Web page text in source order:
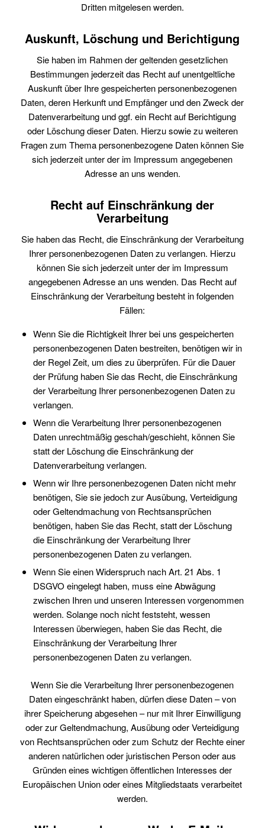
Dritten mitgelesen werden.
Auskunft, Löschung und Berichtigung
Sie haben im Rahmen der geltenden gesetzlichen
Bestimmungen jederzeit das Recht auf unentgeltliche
Auskunft über Ihre gespeicherten personenbezogenen
Daten, deren Herkunft und Empfänger und den Zweck der
Datenverarbeitung und ggf. ein Recht auf Berichtigung
oder Löschung dieser Daten. Hierzu sowie zu weiteren
Fragen zum Thema personenbezogene Daten können Sie
sich jederzeit unter der im Impressum angegebenen
Adresse an uns wenden.
Recht auf Einschränkung der
Verarbeitung
Sie haben das Recht, die Einschränkung der Verarbeitung
Ihrer personenbezogenen Daten zu verlangen. Hierzu
können Sie sich jederzeit unter der im Impressum
angegebenen Adresse an uns wenden. Das Recht auf
Einschränkung der Verarbeitung besteht in folgenden
Fällen:
Wenn Sie die Richtigkeit Ihrer bei uns gespeicherten
personenbezogenen Daten bestreiten, benötigen wir in
der Regel Zeit, um dies zu überprüfen. Für die Dauer
der Prüfung haben Sie das Recht, die Einschränkung
der Verarbeitung Ihrer personenbezogenen Daten zu
verlangen.
Wenn die Verarbeitung Ihrer personenbezogenen
Daten unrechtmäßig geschah/geschieht, können Sie
statt der Löschung die Einschränkung der
Datenverarbeitung verlangen.
Wenn wir Ihre personenbezogenen Daten nicht mehr
benötigen, Sie sie jedoch zur Ausübung, Verteidigung
oder Geltendmachung von Rechtsansprüchen
benötigen, haben Sie das Recht, statt der Löschung
die Einschränkung der Verarbeitung Ihrer
personenbezogenen Daten zu verlangen.
Wenn Sie einen Widerspruch nach Art. 21 Abs. 1
DSGVO eingelegt haben, muss eine Abwägung
zwischen Ihren und unseren Interessen vorgenommen
werden. Solange noch nicht feststeht, wessen
Interessen überwiegen, haben Sie das Recht, die
Einschränkung der Verarbeitung Ihrer
personenbezogenen Daten zu verlangen.
Wenn Sie die Verarbeitung Ihrer personenbezogenen
Daten eingeschränkt haben, dürfen diese Daten – von
ihrer Speicherung abgesehen – nur mit Ihrer Einwilligung
oder zur Geltendmachung, Ausübung oder Verteidigung
von Rechtsansprüchen oder zum Schutz der Rechte einer
anderen natürlichen oder juristischen Person oder aus
Gründen eines wichtigen öffentlichen Interesses der
Europäischen Union oder eines Mitgliedstaats verarbeitet
werden.